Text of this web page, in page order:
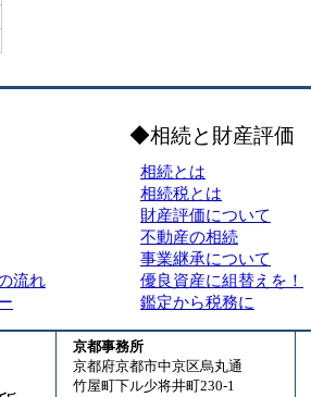
流れ
◆相続と財産評価
相続とは
相続税とは
財産評価について
不動産の相続
事業継承について
優良資産に組替えを！
鑑定から税務に
京都事務所
京都府京都市中京区烏丸通
竹屋町下ル少将井町230-1